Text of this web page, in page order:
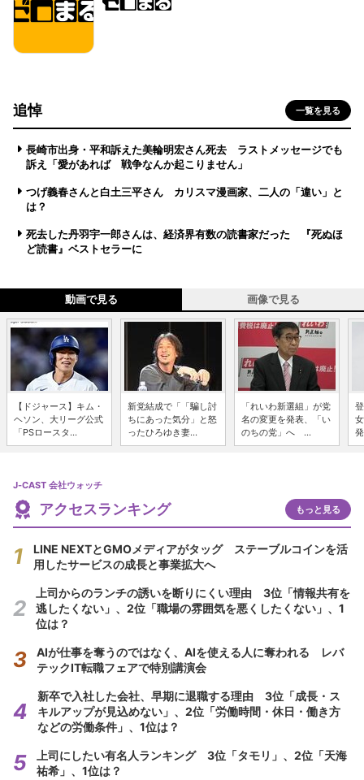
追悼 一覧を見る
長崎市出身・平和訴えた美輪明宏さん死去 ラストメッセージでも
訴え「愛があれば 戦争なんか起こりません」
つげ義春さんと白土三平さん カリスマ漫画家、二人の「違い」と
は？
死去した丹羽宇一郎さんは、経済界有数の読書家だった 『死ぬほ
ど読書』ベストセラーに
動画で見る 画像で見る
【ドジャース】キム・
ヘソン、大リーグ公式
「PSロースタ...
新党結成で「「騙し討
ちにあった気分」と怒
ったひろゆき妻...
「れいわ新選組」が党
名の変更を発表、「い
のちの党」へ ...
J-CAST 会社ウォッチ
アクセスランキング もっと見る
LINE NEXTとGMOメディアがタッグ ステーブルコインを活
用したサービスの成長と事業拡大へ
上司からのランチの誘いを断りにくい理由 3位「情報共有を
逃したくない」、2位「職場の雰囲気を悪くしたくない」、1
位は？
AIが仕事を奪うのではなく、AIを使える人に奪われる レバ
テックIT転職フェアで特別講演会
新卒で入社した会社、早期に退職する理由 3位「成長・ス
キルアップが見込めない」、2位「労働時間・休日・働き方
などの労働条件」、1位は？
上司にしたい有名人ランキング 3位「タモリ」、2位「天海
祐希」、1位は？